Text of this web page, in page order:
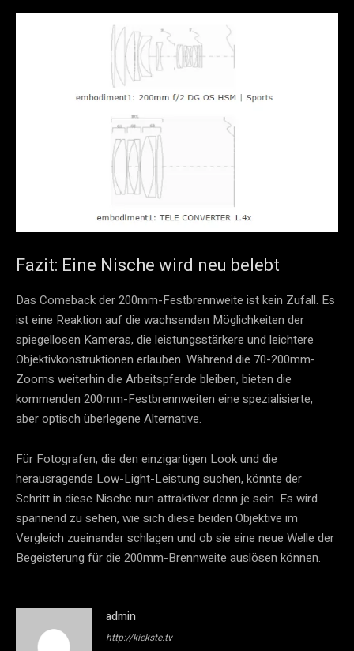
Fazit: Eine Nische wird neu belebt
Das Comeback der 200mm-Festbrennweite ist kein Zufall. Es
ist eine Reaktion auf die wachsenden Möglichkeiten der
spiegellosen Kameras, die leistungsstärkere und leichtere
Objektivkonstruktionen erlauben. Während die 70-200mm-
Zooms weiterhin die Arbeitspferde bleiben, bieten die
kommenden 200mm-Festbrennweiten eine spezialisierte,
aber optisch überlegene Alternative.
Für Fotografen, die den einzigartigen Look und die
herausragende Low-Light-Leistung suchen, könnte der
Schritt in diese Nische nun attraktiver denn je sein. Es wird
spannend zu sehen, wie sich diese beiden Objektive im
Vergleich zueinander schlagen und ob sie eine neue Welle der
Begeisterung für die 200mm-Brennweite auslösen können.
admin
http://kiekste.tv